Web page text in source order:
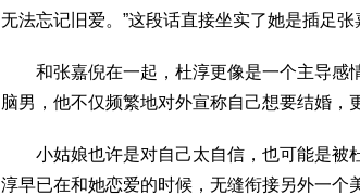
无法忘记旧爱。”这段话直接坐实了她是插足张
和张嘉倪在一起，杜淳更像是一个主导感
脑男，他不仅频繁地对外宣称自己想要结婚，
小姑娘也许是对自己太自信，也可能是被杜
淳早已在和她恋爱的时候，无缝衔接另外一个